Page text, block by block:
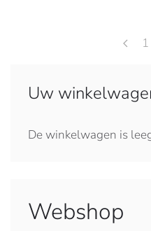
1
Uw
De winkelwagen is
Webshop